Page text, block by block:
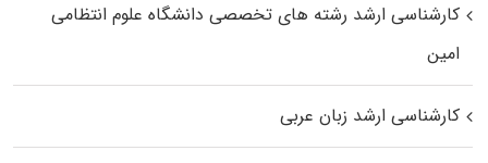
کارشناسی ارشد رﺷﺘﻪ ﻫﺎی تخصصی داﻧﺸﮕﺎه ﻋﻠﻮم انتظامی
اﻣﻴﻦ
کارشناسی ارشد زبان عربی